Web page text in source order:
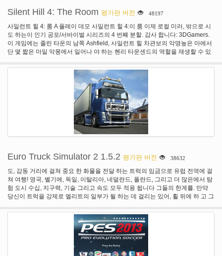
료 시스템-ArmA 2의 메 딕 마법 기능이 의료 시스템-과거의 일은, 유혈 하 고 붕
대 있어 때까지 혈액을 잃고 기대. 너무 많은 혈액을 잃은 거 야? 다음 식을 넘어
기대. 너무 모 르 핀을 얻을 때까지 걸을 수 없습니다 다음 다리에 총 맞을 경우
최대 사람 수 있습니다. 통증 부상 후 진통제 없이 흔들 계속 거 야 그래서 고려
하는 요소 이기도 합니다. 이것은 그것의 최상의 의료! 영구 서버-당신을 잃고 모
든 진행에는 목표를 향해 노력 또는 공급 그리고 서버 찾는 충돌 하는 너무 많은
버 데이터베이스 그래서 어디까지 로그 오프, 다음 번에 다시와 서 당신에 계속
될 것입니다 무엇이 든을. 그러나 즉, 당신은 오래 싶은 하 고 싶은 일을 보낼 수
있습니다. 밤에 다이 마로! 새 개체-톤 우리 무기 같은 큰 것 들에 추가 그냥 하지
않은, 우리가 조금에 자부심을가지고 세부 정보 찾기 등 물 군 매점, 통조림된 식
품의 수, (더!) 함께 정크 및 자동차 부품을 각각의 그들의 자신의 모델, 텍스처 및
UI 이미지, 한 번 다시 풀 스케일 수정에 기대는 높은 품질에 만든 모든 있고 우리
가 그것으로 실망 하지 않을 확신 그래서 기대. 아무것도 실려 있다. 사냥 및 생
존-먹고 마시는 게임 플레이의 핵심 부분 이다, 당신은 해야 하지 않는 효과 분위
기 고 그를 충족 하지 않는 경우 매우 미묘한 GUI로 뭔가 말할 수 있습니다. 당신
고 그래서 먹을 수 있는 그들의 고기에 대 한 액세스를 얻기 위해 (오른쪽 도구
로) 불타. 한번이 실제로 동물이 사용 하는. 무거운 최적화-DayZ 서버 최상의 플
레이 제공 하도록 설계 되었습니다. 사용자 지정 코딩 및 편집 쉽게 좀비의 수천
을 가질 수 있는 부드러운 실행 중인 세계를 만든 한 번에 양산!
Silent Hill 4: The Room 평가판 버전 48197
사일런트 힐 4: 룸 A 플레이 데모 사일런트 힐 4:이 룸 이제 로컬 미러, 밖으로 시
도 하는이 인기 공포/서바이벌 시리즈의 4 번째 분할. 감사 합니다: 3DGamers.
이 게임에는 졸린 타운의 남쪽 Ashfield, 사일런트 힐 차관보의 악명높은 마에서
단 몇 짧은 마일 악몽에서 일어나 야 하는 헨리 타운센드의 역할을 재생할 수 있
그는 "일치 해야 합니다 그의 순발력과 힘이 증 스러운 생물와는 무시 무시 한 언
데드로 그가 그의 함정에의 신비를 해결 하려고 기다릴에 거짓말".
Euro Truck Simulator 2 1.5.2 평가판 버전 38632
도, 감동 거리에 걸쳐 중요 한 화물을 전달 하는 트럭의 임금으로 유럽 전역에 걸
쳐 여행! 영국, 벨기에, 독일, 이탈리아, 네덜란드, 폴란드, 그리고 더 많은에서 탐
험 도시 수십, 지구력, 기술 그리고 속도 모두 적용 됩니다 그들의 한계를. 만약
당신이 트럭을 강제로 엘리트의 일부가 될 하는 데 걸리는 있어, 휠 뒤에 하 고 그
완료로도 성장을 계속 하 고 당신의 자신의 사업을 실행 합니다. 자신의 트럭의
함 대를 구축, 차고를 구매, 드라이버를 고용, 최대 이익 위한 회사를 관리. 화장
용 변화에 이르기까지 성능 튜닝 트럭의 다양 한 금액. 옵션 조명, 바, 뿔, 비콘, 연
기 배기 가스 및 귀하의 차량을 사용자 지정 합니다. 수천 마일의 수백의 유명한
랜드마크와 구조와 실제도 네트워크의.